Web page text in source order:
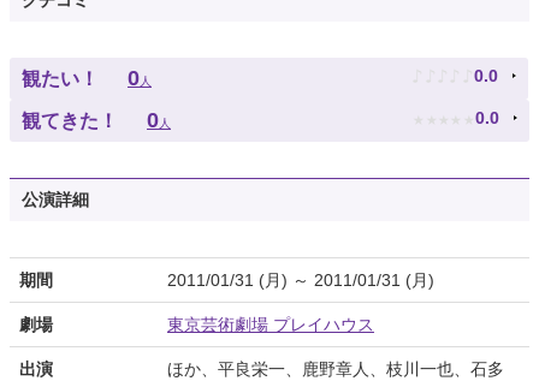
観たい！ 0人 ♪ ♪ ♪ ♪ ♪ 0.0
観てきた！ 0人 ★ ★ ★ ★ ★ 0.0
公演詳細
期間 2011/01/31 (月) ～ 2011/01/31 (月)
劇場 東京芸術劇場 プレイハウス
出演
ほか、平良栄一、鹿野章人、枝川一也、石多